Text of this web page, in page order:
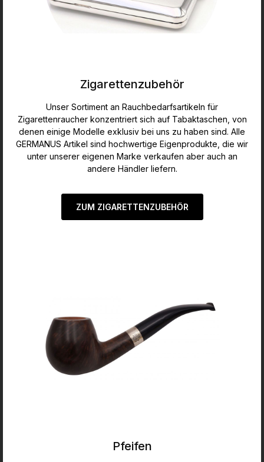
Zigarettenzubehör
Unser Sortiment an Rauchbedarfsartikeln für
Zigarettenraucher konzentriert sich auf Tabaktaschen, von
denen einige Modelle exklusiv bei uns zu haben sind. Alle
GERMANUS Artikel sind hochwertige Eigenprodukte, die wir
unter unserer eigenen Marke verkaufen aber auch an
andere Händler liefern.
ZUM ZIGARETTENZUBEHÖR
Pfeifen